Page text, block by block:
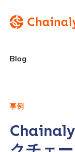
Blog
事例